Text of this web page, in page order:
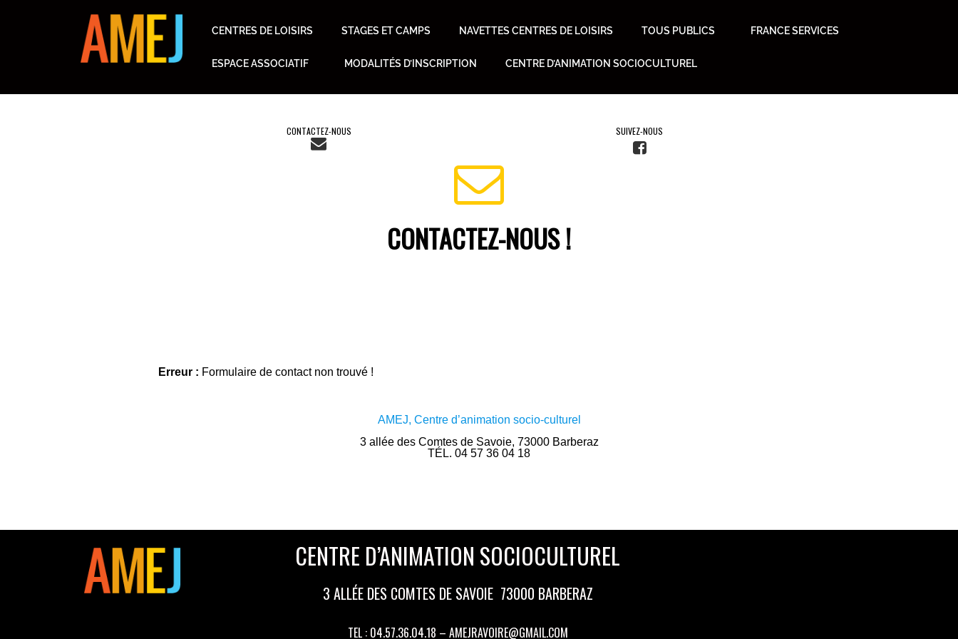
CENTRES DE LOISIRS STAGES ET CAMPS NAVETTES CENTRES DE LOISIRS TOUS PUBLICS FRANCE SERVICES
ESPACE ASSOCIATIF MODALITÉS D’INSCRIPTION CENTRE D’ANIMATION SOCIOCULTUREL
CONTACTEZ-NOUS
CONTACTEZ-NOUS !
Erreur : Formulaire de contact non trouvé !
AMEJ, Centre d’animation socio-culturel
3 allée des Comtes de Savoie, 73000 Barberaz
TÉL. 04 57 36 04 18
CENTRE D’ANIMATION SOCIOCULTUREL
3 ALLÉE DES COMTES DE SAVOIE 73000 BARBERAZ
TEL : 04.57.36.04.18 – AMEJRAVOIRE@GMAIL.COM